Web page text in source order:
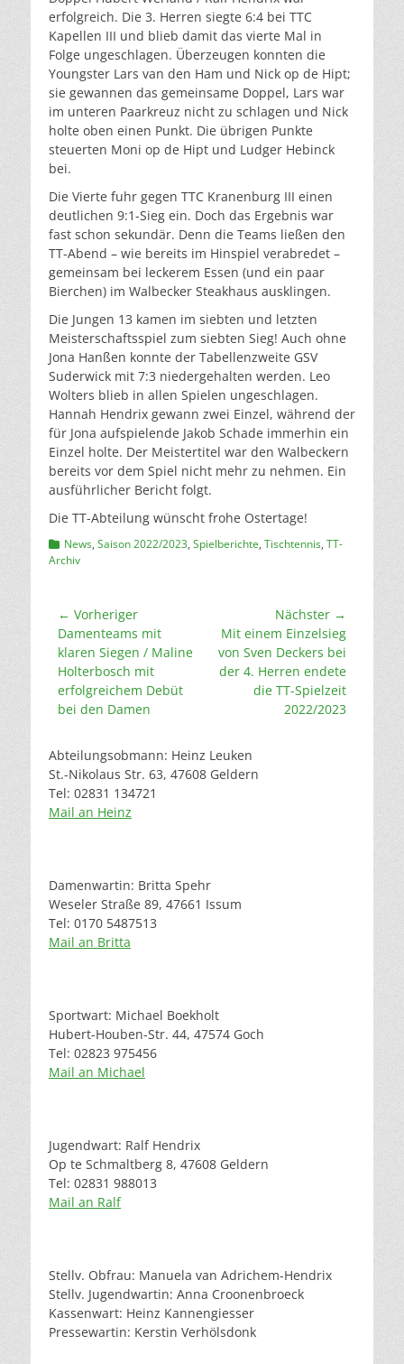
erfolgreich. Die 3. Herren siegte 6:4 bei TTC
Kapellen III und blieb damit das vierte Mal in
Folge ungeschlagen. Überzeugen konnten die
Youngster Lars van den Ham und Nick op de Hipt;
sie gewannen das gemeinsame Doppel, Lars war
im unteren Paarkreuz nicht zu schlagen und Nick
holte oben einen Punkt. Die übrigen Punkte
steuerten Moni op de Hipt und Ludger Hebinck
bei.
Die Vierte fuhr gegen TTC Kranenburg III einen
deutlichen 9:1-Sieg ein. Doch das Ergebnis war
fast schon sekundär. Denn die Teams ließen den
TT-Abend – wie bereits im Hinspiel verabredet –
gemeinsam bei leckerem Essen (und ein paar
Bierchen) im Walbecker Steakhaus ausklingen.
Die Jungen 13 kamen im siebten und letzten
Meisterschaftsspiel zum siebten Sieg! Auch ohne
Jona Hanßen konnte der Tabellenzweite GSV
Suderwick mit 7:3 niedergehalten werden. Leo
Wolters blieb in allen Spielen ungeschlagen.
Hannah Hendrix gewann zwei Einzel, während der
für Jona aufspielende Jakob Schade immerhin ein
Einzel holte. Der Meistertitel war den Walbeckern
bereits vor dem Spiel nicht mehr zu nehmen. Ein
ausführlicher Bericht folgt.
Die TT-Abteilung wünscht frohe Ostertage!
Kategorien
News, Saison 2022/2023, Spielberichte, Tischtennis, TT-
Archiv
Beitragsnavigation
← Vorheriger
Vorheriger
Beitrag:
Damenteams mit
klaren Siegen / Maline
Holterbosch mit
erfolgreichem Debüt
bei den Damen
Nächster →
Nächster
Beitrag:
Mit einem Einzelsieg
von Sven Deckers bei
der 4. Herren endete
die TT-Spielzeit
2022/2023
Abteilungsobmann: Heinz Leuken
St.-Nikolaus Str. 63, 47608 Geldern
Tel: 02831 134721
Mail an Heinz
Damenwartin: Britta Spehr
Weseler Straße 89, 47661 Issum
Tel: 0170 5487513
Mail an Britta
Sportwart: Michael Boekholt
Hubert-Houben-Str. 44, 47574 Goch
Tel: 02823 975456
Mail an Michael
Jugendwart: Ralf Hendrix
Op te Schmaltberg 8, 47608 Geldern
Tel: 02831 988013
Mail an Ralf
Stellv. Obfrau: Manuela van Adrichem-Hendrix
Stellv. Jugendwartin: Anna Croonenbroeck
Kassenwart: Heinz Kannengiesser
Pressewartin: Kerstin Verhölsdonk